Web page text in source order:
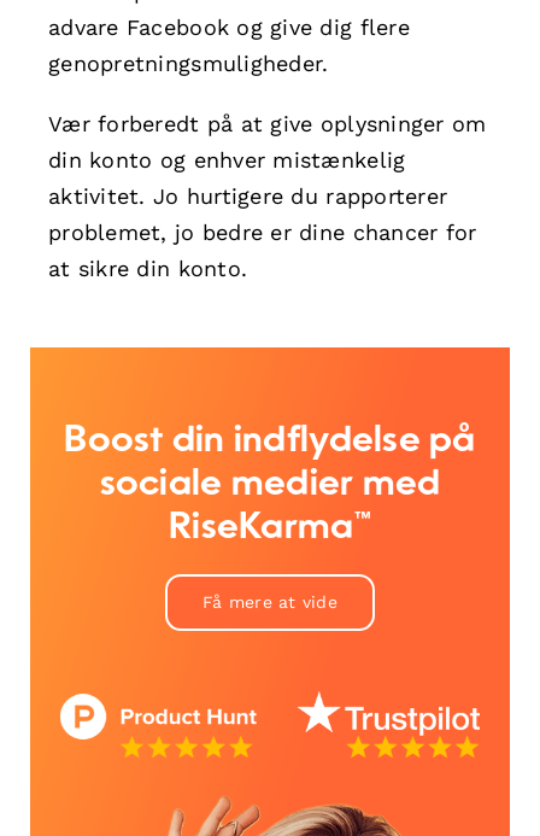
advare Facebook og give dig flere
genopretningsmuligheder.
Vær forberedt på at give oplysninger om
din konto og enhver mistænkelig
aktivitet. Jo hurtigere du rapporterer
problemet, jo bedre er dine chancer for
at sikre din konto.
Boost din indflydelse på
sociale medier med
RiseKarma™
Få mere at vide